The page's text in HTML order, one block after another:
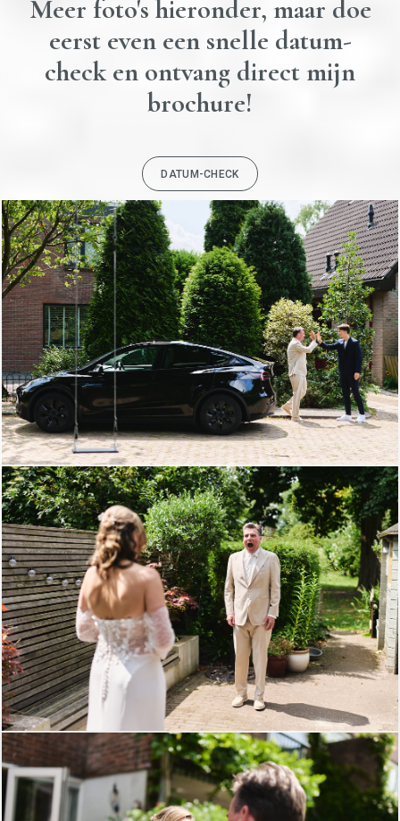
Meer foto's hieronder, maar doe
eerst even een snelle datum-
check en ontvang direct mijn
brochure!
DATUM-CHECK